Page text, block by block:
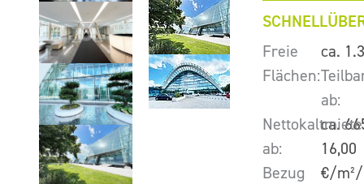
Freie
Flächen:
ca.
ab:
ca.
Nettokaltmiete
ab:
16,00
€/
Bezug